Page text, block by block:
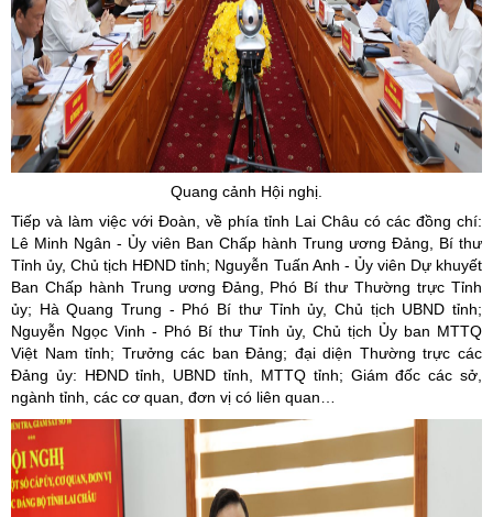
Quang cảnh Hội nghị.
Tiếp và làm việc với Đoàn, về phía tỉnh Lai Châu có các đồng chí:
Lê Minh Ngân - Ủy viên Ban Chấp hành Trung ương Đảng, Bí thư
Tỉnh ủy, Chủ tịch HĐND tỉnh; Nguyễn Tuấn Anh - Ủy viên Dự khuyết
Ban Chấp hành Trung ương Đảng, Phó Bí thư Thường trực Tỉnh
ủy; Hà Quang Trung - Phó Bí thư Tỉnh ủy, Chủ tịch UBND tỉnh;
Nguyễn Ngọc Vinh - Phó Bí thư Tỉnh ủy, Chủ tịch Ủy ban MTTQ
Việt Nam tỉnh; Trưởng các ban Đảng; đại diện Thường trực các
Đảng ủy: HĐND tỉnh, UBND tỉnh, MTTQ tỉnh; Giám đốc các sở,
ngành tỉnh, các cơ quan, đơn vị có liên quan…